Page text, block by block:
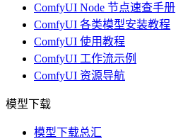
ComfyUI Node 节点速查手册
ComfyUI 各类模型安装教程
ComfyUI 使用教程
ComfyUI 工作流示例
ComfyUI 资源导航
模型下载
模型下载总汇